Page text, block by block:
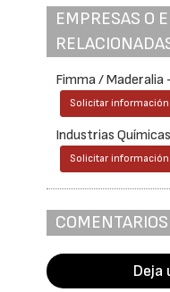
EMPRESAS O
Fimma / Maderalia
Solicitar información
Industrias
Solicitar información
Deja